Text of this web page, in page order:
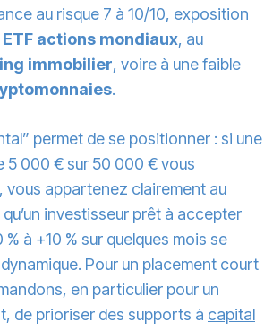
au risque 7 à 10/10, exposition
ETF actions mondiaux, au
immobilier, voire à une faible
.
permet de se positionner : si une
5 000 € sur 50 000 € vous
vous appartenez clairement au
investisseur prêt à accepter
à +10 % sur quelques mois se
Pour un placement court
en particulier pour un
de prioriser des supports à capital